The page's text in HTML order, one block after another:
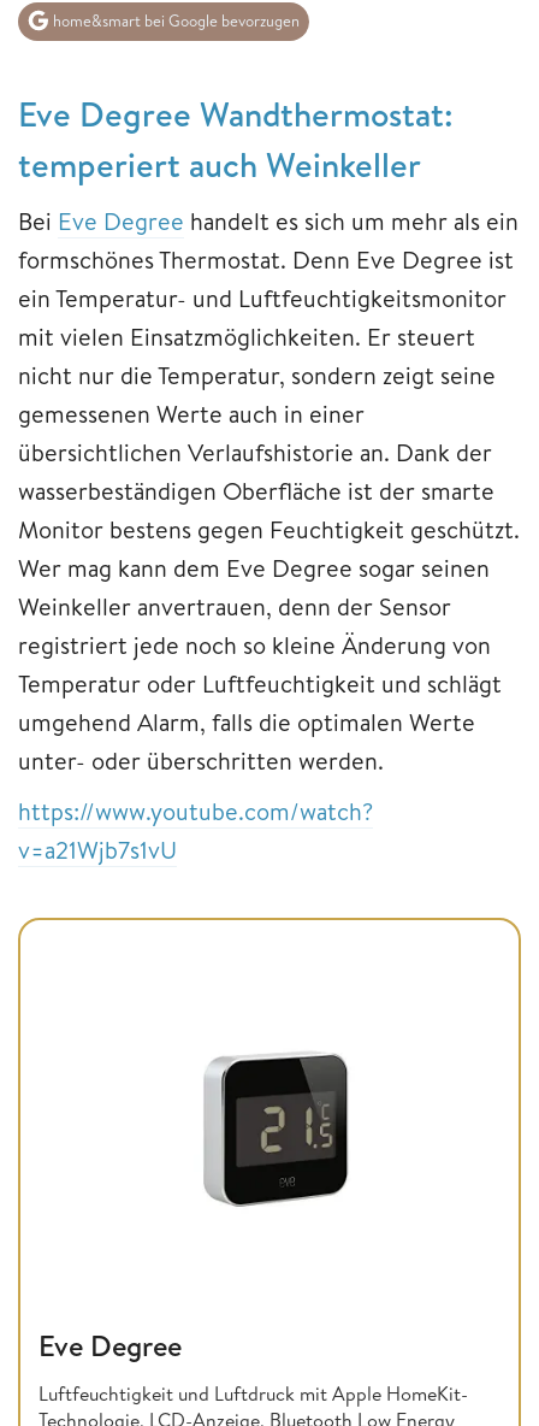
home&smart bei Google bevorzugen
Eve Degree Wandthermostat:
temperiert auch Weinkeller
Bei Eve Degree handelt es sich um mehr als ein
formschönes Thermostat. Denn Eve Degree ist
ein Temperatur- und Luftfeuchtigkeitsmonitor
mit vielen Einsatzmöglichkeiten. Er steuert
nicht nur die Temperatur, sondern zeigt seine
gemessenen Werte auch in einer
übersichtlichen Verlaufshistorie an. Dank der
wasserbeständigen Oberfläche ist der smarte
Monitor bestens gegen Feuchtigkeit geschützt.
Wer mag kann dem Eve Degree sogar seinen
Weinkeller anvertrauen, denn der Sensor
registriert jede noch so kleine Änderung von
Temperatur oder Luftfeuchtigkeit und schlägt
umgehend Alarm, falls die optimalen Werte
unter- oder überschritten werden.
https://www.youtube.com/watch?
v=a21Wjb7s1vU
Eve Degree
Luftfeuchtigkeit und Luftdruck mit Apple HomeKit-
Technologie, LCD-Anzeige, Bluetooth Low Energy